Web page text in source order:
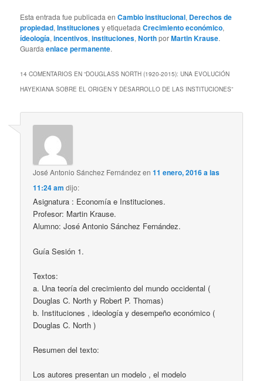
Esta entrada fue publicada enCambio institucional, Derechos de
propiedad,Institucionesy etiquetadaCrecimiento económico,
ídeología,incentivos,instituciones,NorthporMartin Krause.
Guardaenlace permanente.
14 COMENTARIOS EN “DOUGLASS NORTH (1920-2015): UNA EVOLUCIÓN
HAYEKIANA SOBRE EL ORIGEN Y DESARROLLO DE LAS INSTITUCIONES”
José Antonio Sánchez Fernándezen11 enero, 2016 a las
11:24 am dijo:
Asignatura : Economía e Instituciones.
Profesor: Martin Krause.
Alumno: José Antonio Sánchez Fernández.
Guía Sesión 1.
Textos:
a. Una teoría del crecimiento del mundo occidental (
Douglas C. North y Robert P. Thomas)
b. Instituciones , ideología y desempeño económico (
Douglas C. North )
Resumen del texto:
Los autores presentan un modelo , el modelo